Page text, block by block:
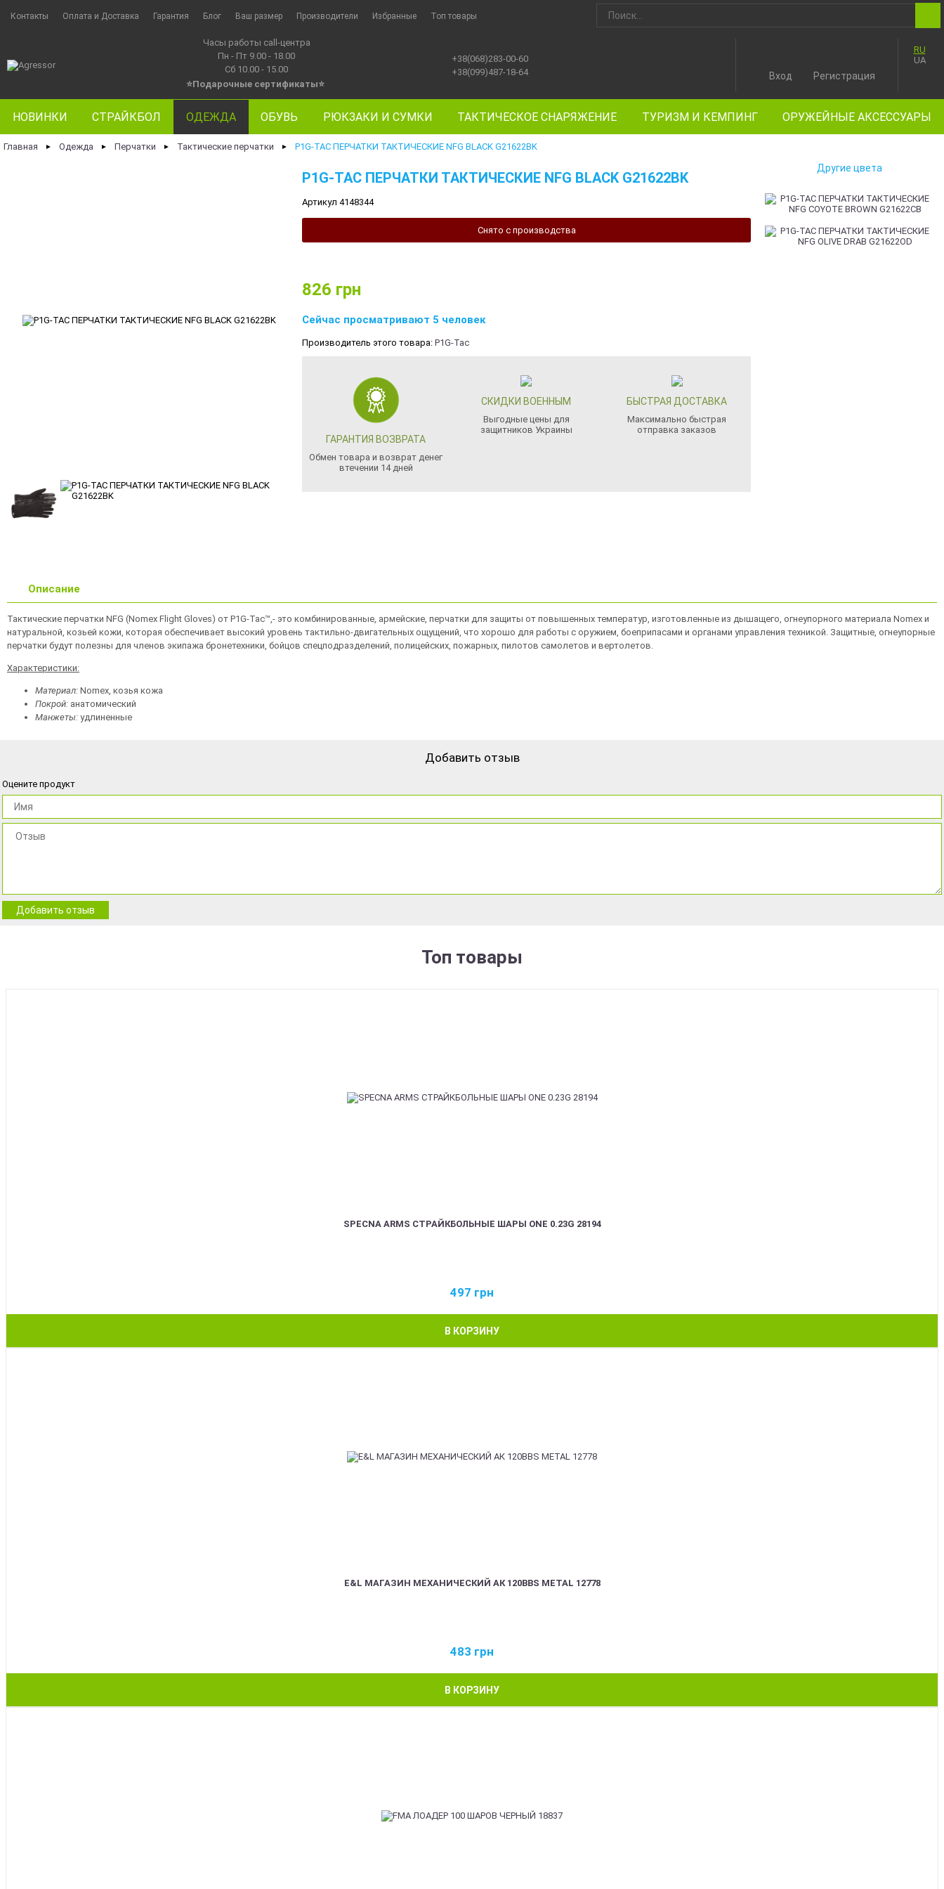
Контакты Оплата и Доставка Гарантия Блог Ваш размер Производители Избранные Топ товары
Часы работы call-центра
Пн - Пт 9.00 - 18.00
Сб 10.00 - 15.00
⭐Подарочные сертификаты⭐
+38(068)283-00-60
+38(099)487-18-64
RU
UA
Вход Регистрация
НОВИНКИ СТРАЙКБОЛ ОДЕЖДА ОБУВЬ РЮКЗАКИ И СУМКИ ТАКТИЧЕСКОЕ СНАРЯЖЕНИЕ ТУРИЗМ И КЕМПИНГ ОРУЖЕЙНЫЕ АКСЕССУАРЫ
Главная ► Одежда ► Перчатки ► Тактические перчатки ► P1G-TAC ПЕРЧАТКИ ТАКТИЧЕСКИЕ NFG BLACK G21622BK
P1G-TAC ПЕРЧАТКИ ТАКТИЧЕСКИЕ NFG BLACK G21622BK
Артикул 4148344
Снято с производства
826 грн
Сейчас просматривают 5 человек
Производитель этого товара: P1G-Tac
ГАРАНТИЯ ВОЗВРАТА
Обмен товара и возврат денег
втечении 14 дней
СКИДКИ ВОЕННЫМ
Выгодные цены для
защитников Украины
БЫСТРАЯ ДОСТАВКА
Максимально быстрая
отправка заказов
Другие цвета
Описание
Тактические перчатки NFG (Nomex Flight Gloves) от P1G-Tac™,- это комбинированные, армейские, перчатки для защиты от повышенных температур, изготовленные из дышащего, огнеупорного материала Nomex и
натуральной, козьей кожи, которая обеспечивает высокий уровень тактильно-двигательных ощущений, что хорошо для работы с оружием, боеприпасами и органами управления техникой. Защитные, огнеупорные
перчатки будут полезны для членов экипажа бронетехники, бойцов спецподразделений, полицейских, пожарных, пилотов самолетов и вертолетов.
Характеристики:
Материал: Nomex, козья кожа
Покрой: анатомический
Манжеты: удлиненные
Добавить отзыв
Оцените продукт
Добавить отзыв
Топ товары
SPECNA ARMS СТРАЙКБОЛЬНЫЕ ШАРЫ ONE 0.23G 28194
497 грн
В КОРЗИНУ
E&L МАГАЗИН МЕХАНИЧЕСКИЙ АК 120BBS METAL 12778
483 грн
В КОРЗИНУ